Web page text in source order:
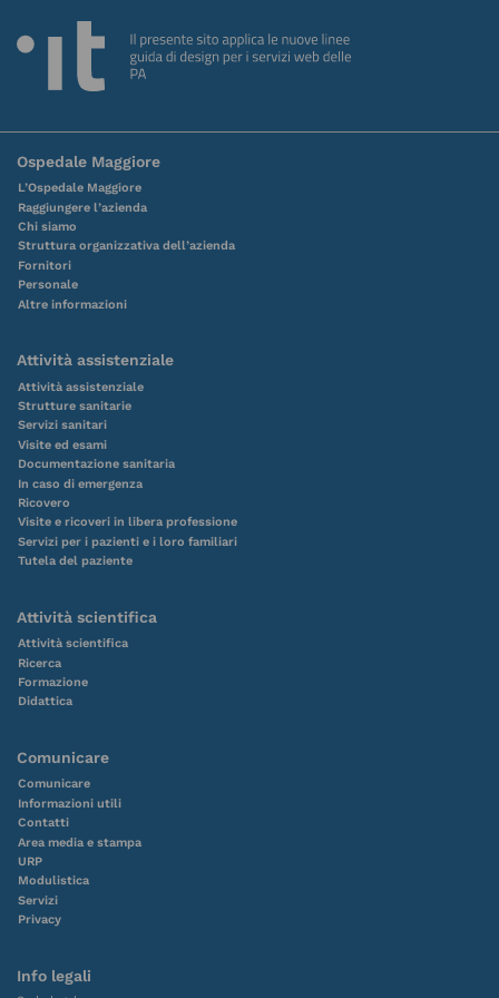
Ospedale Maggiore
L’Ospedale Maggiore
Raggiungere l’azienda
Chi siamo
Struttura organizzativa dell’azienda
Fornitori
Personale
Altre informazioni
Attività assistenziale
Attività assistenziale
Strutture sanitarie
Servizi sanitari
Visite ed esami
Documentazione sanitaria
In caso di emergenza
Ricovero
Visite e ricoveri in libera professione
Servizi per i pazienti e i loro familiari
Tutela del paziente
Attività scientifica
Attività scientifica
Ricerca
Formazione
Didattica
Comunicare
Comunicare
Informazioni utili
Contatti
Area media e stampa
URP
Modulistica
Servizi
Privacy
Info legali